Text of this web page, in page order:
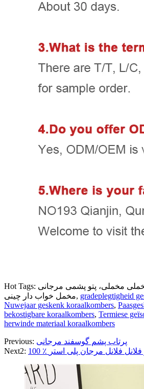
Hot Tags: پتو پشمی مرجانی مخملی مخملی، پتو پشمی مرجانی
مخمل خواب دار چینی, gradeplegtigheid
Nuwejaar geskenk koraalkombers,
bekostigbare koraalkombers, Termiese
herwinde materiaal koraalkombers
Previous: پرتاب پشم گوسفند مرجانی
Next2:
٪ پتو فلانل فلانل مرجان پلی استر